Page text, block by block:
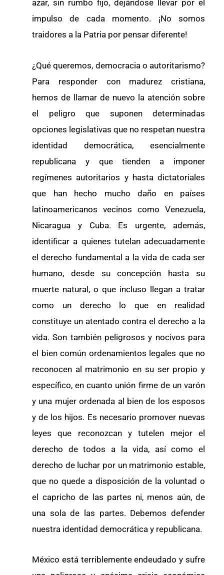
azar, sin rumbo fijo, dejándose llevar por el
impulso de cada momento. ¡No somos
traidores a la Patria por pensar diferente!
¿Qué queremos, democracia o autoritarismo?
Para responder con madurez cristiana,
hemos de llamar de nuevo la atención sobre
el peligro que suponen determinadas
opciones legislativas que no respetan nuestra
identidad democrática, esencialmente
republicana y que tienden a imponer
regímenes autoritarios y hasta dictatoriales
que han hecho mucho daño en países
latinoamericanos vecinos como Venezuela,
Nicaragua y Cuba. Es urgente, además,
identificar a quienes tutelan adecuadamente
el derecho fundamental a la vida de cada ser
humano, desde su concepción hasta su
muerte natural, o que incluso llegan a tratar
como un derecho lo que en realidad
constituye un atentado contra el derecho a la
vida. Son también peligrosos y nocivos para
el bien común ordenamientos legales que no
reconocen al matrimonio en su ser propio y
específico, en cuanto unión firme de un varón
y una mujer ordenada al bien de los esposos
y de los hijos. Es necesario promover nuevas
leyes que reconozcan y tutelen mejor el
derecho de todos a la vida, así como el
derecho de luchar por un matrimonio estable,
que no quede a disposición de la voluntad o
el capricho de las partes ni, menos aún, de
una sola de las partes. Debemos defender
nuestra identidad democrática y republicana.
México está terriblemente endeudado y sufre